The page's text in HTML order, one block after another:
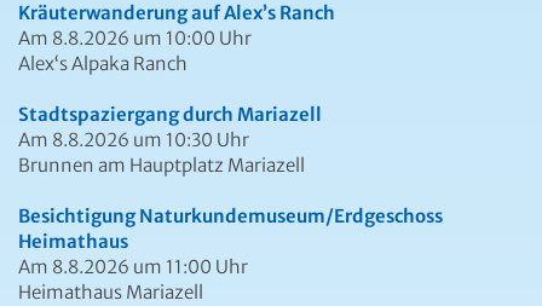
Kräuterwanderung auf Alex’s Ranch
Am 8.8.2026 um 10:00 Uhr
Alex‘s Alpaka Ranch
Stadtspaziergang durch Mariazell
Am 8.8.2026 um 10:30 Uhr
Brunnen am Hauptplatz Mariazell
Besichtigung Naturkundemuseum/Erdgeschoss
Heimathaus
Am 8.8.2026 um 11:00 Uhr
Heimathaus Mariazell